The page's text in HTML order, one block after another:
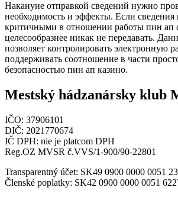
Накануне отправкой сведений нужно
необходимость и эффекты. Если сведения
критичными в отношении работы пин ап
целесообразнее никак не передавать.
позволяет контролировать электронную
поддерживать соотношение в части
безопасностью пин ап казино.
Mestský hádzanársky klub
IČO: 37906101
DIČ: 2021770674
IČ DPH: nie je platcom DPH
Reg.OZ MVSR č.VVS/1-900/90-22801
Transparentný účet: SK49 0900 0000 0051
Členské poplatky: SK42 0900 0000 0051